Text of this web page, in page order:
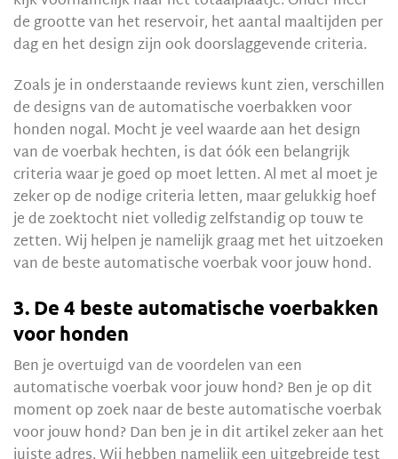
de grootte van het reservoir, het aantal maaltijden per
dag en het design zijn ook doorslaggevende criteria.
Zoals je in onderstaande reviews kunt zien, verschillen
de designs van de automatische voerbakken voor
honden nogal. Mocht je veel waarde aan het design
van de voerbak hechten, is dat óók een belangrijk
criteria waar je goed op moet letten. Al met al moet je
zeker op de nodige criteria letten, maar gelukkig hoef
je de zoektocht niet volledig zelfstandig op touw te
zetten. Wij helpen je namelijk graag met het uitzoeken
van de beste automatische voerbak voor jouw hond.
3. De 4 beste automatische voerbakken
voor honden
Ben je overtuigd van de voordelen van een
automatische voerbak voor jouw hond? Ben je op dit
moment op zoek naar de beste automatische voerbak
voor jouw hond? Dan ben je in dit artikel zeker aan het